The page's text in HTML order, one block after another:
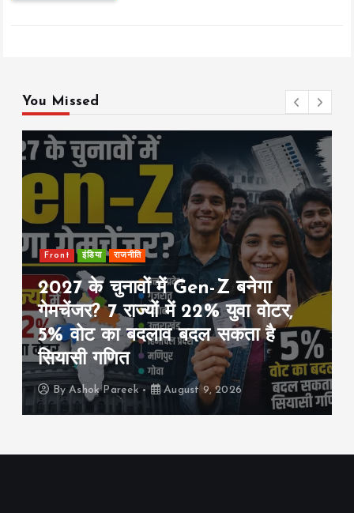
You Missed
में Gen-Z बनेगा
राज्यों में 22% युवा वोटर,
का बदलाव बदल सकता है
Pareek August 9, 2026
education
IIT दिल्ली
सीख:
भी
विकसित
By Ashok